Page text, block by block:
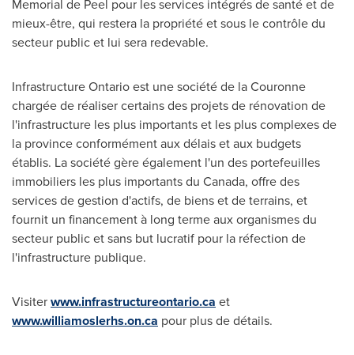
Memorial de Peel pour les services intégrés de santé et de
mieux-être, qui restera la propriété et sous le contrôle du
secteur public et lui sera redevable.
Infrastructure Ontario est une société de la Couronne
chargée de réaliser certains des projets de rénovation de
l'infrastructure les plus importants et les plus complexes de
la province conformément aux délais et aux budgets
établis. La société gère également l'un des portefeuilles
immobiliers les plus importants du Canada, offre des
services de gestion d'actifs, de biens et de terrains, et
fournit un financement à long terme aux organismes du
secteur public et sans but lucratif pour la réfection de
l'infrastructure publique.
Visiterwww.infrastructureontario.ca et
www.williamoslerhs.on.ca pour plus de détails.